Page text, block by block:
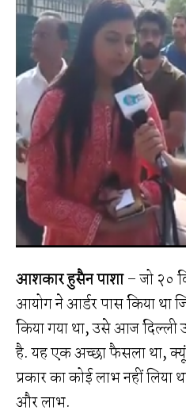
आशकार हुसैन पाशा– जो २०
आयोग ने आर्डर पास किया था
किया गया था, उसे आज दिल्ली
है. यह एक अच्छा फैसला था,
प्रकार का कोई लाभ नहीं लिया
और लाभ.